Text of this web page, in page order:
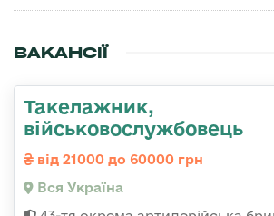
ВАКАНСІЇ
Такелажник,
військовослужбовець
від 21000 до 60000 грн
Вся Україна